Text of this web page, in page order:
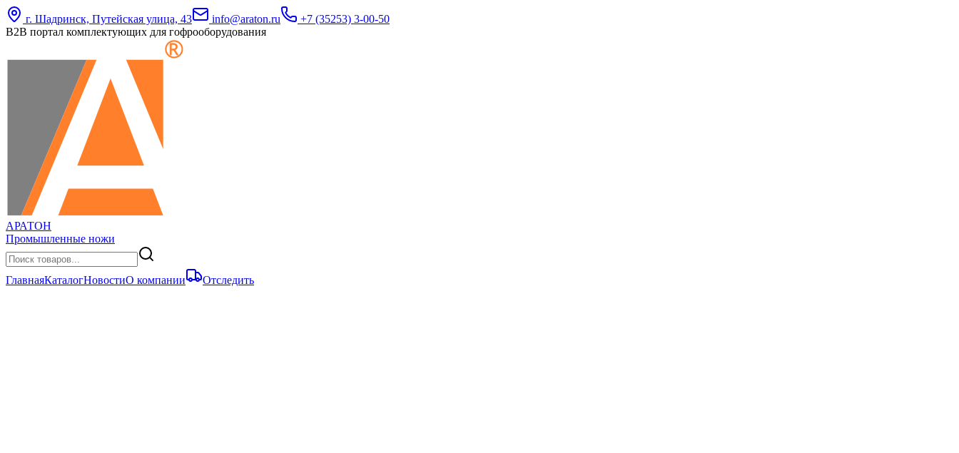
г. Шадринск, Путейская улица, 43 info@araton.ru
+7 (35253) 3-00-50
B2B портал комплектующих для гофрооборудования
АРАТОН
Промышленные ножи
ГлавнаяКаталогНовостиО компании Отследить